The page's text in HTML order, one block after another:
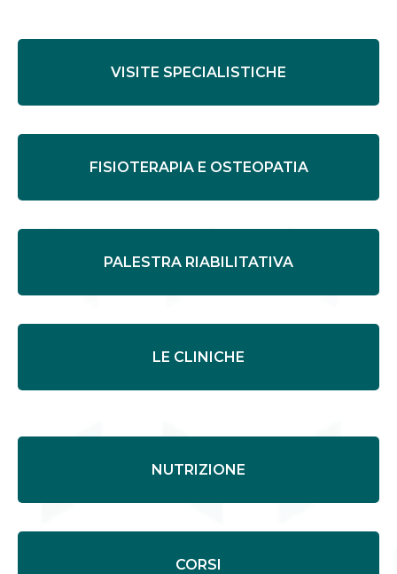
VISITE SPECIALISTICHE
FISIOTERAPIA E OSTEOPATIA
PALESTRA RIABILITATIVA
LE CLINICHE
NUTRIZIONE
CORSI